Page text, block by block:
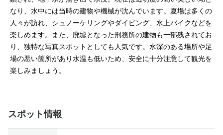
なり、水中には当時の建物や機械が沈んでいます。夏場は多くの
人々が訪れ、シュノーケリングやダイビング、水上バイクなどを
楽しめます。また、廃墟となった刑務所の建物も一部残されてお
り、独特な写真スポットとしても人気です。水深のある場所や足
場の悪い箇所があり水温も低いため、安全に十分注意して観光を
楽しみましょう。
スポット情報